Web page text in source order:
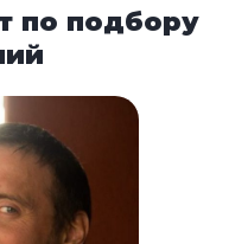
по подбору